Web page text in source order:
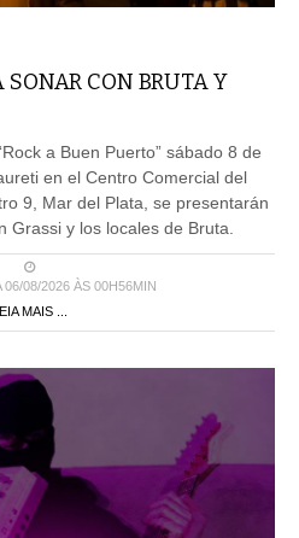
SONAR CON BRUTA Y
a Buen Puerto” sábado 8 de
en el Centro Comercial del
9, Mar del Plata, se presentarán
Grassi y los locales de Bruta.
06/08/2026 ÀS 00H56MIN
MAIS ...